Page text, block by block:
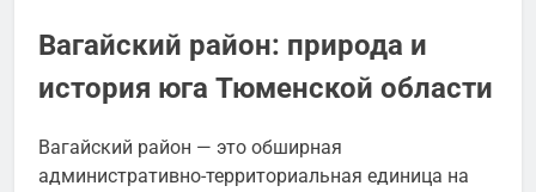
Вагайский район: природа и
история юга Тюменской области
Вагайский район — это обширная
административно-территориальная единица на